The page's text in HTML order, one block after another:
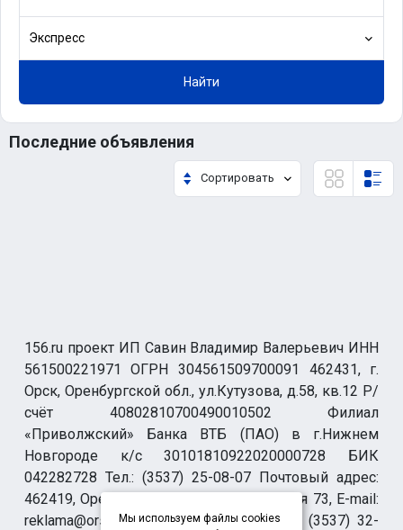
Экспресс
Найти
Последние объявления
Сортировать
156.ru проект ИП Савин Владимир Валерьевич ИНН
561500221971 ОГРН 304561509700091 462431, г.
Орск, Оренбургской обл., ул.Кутузова, д.58, кв.12 Р/
счёт 40802810700490010502 Филиал
«Приволжский» Банка ВТБ (ПАО) в г.Нижнем
Новгороде к/с 30101810922020000728 БИК
042282728 Тел.: (3537) 25-08-07 Почтовый адрес:
462419, Оренбургская обл., г. Орск-19 а/я 73, E-mail:
reklama@orsk.ru ТЕЛЕФОН МОДЕРАЦИИ (3537) 32-
Мы используем файлы cookies